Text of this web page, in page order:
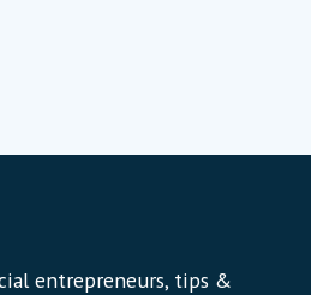
entrepreneurs, tips &